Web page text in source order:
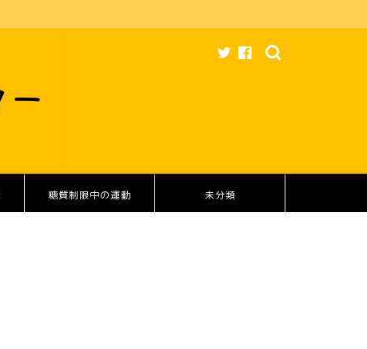
糖質制限中の運動 未分類